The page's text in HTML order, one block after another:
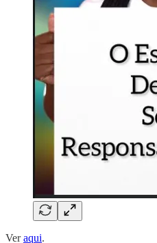
Veraqui.